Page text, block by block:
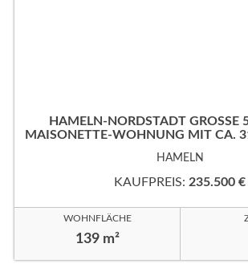
HAMELN-NORDSTADT GROSSE
AISONETTE-WOHNUNG MIT CA.
HAMELN
KAUFPREIS: 235.500 €
WOHNFLÄCHE
139 m²